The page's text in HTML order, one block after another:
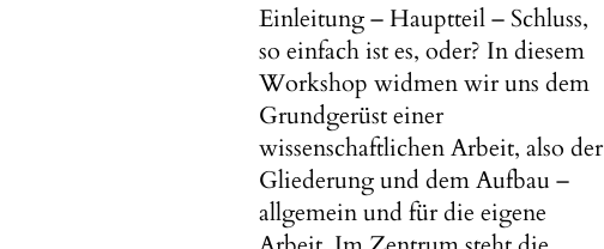
Einleitung – Hauptteil – Schluss,
so einfach ist es, oder? In diesem
Workshop widmen wir uns dem
Grundgerüst einer
wissenschaftlichen Arbeit, also der
Gliederung und dem Aufbau –
allgemein und für die eigene